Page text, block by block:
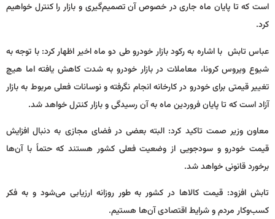
است که تا پایان ماه جارى در خصوص آن تصمیم‌گیرى و بازار را کنترل خواهیم
کرد.
عباس تابش با اشاره به رکود بازار خودرو طى دو ماه اخیر اظهار کرد: با توجه به
شیوع ویروس کرونا، معاملات در بازار خودرو به شدت کاهش یافته اما هیچ
تغییر قیمتى براى خودرو در کارخانه انجام نگرفته و نوسانات فعلى مربوط به بازار
آزاد است که تا پایان فروردین ماه به آن رسیدگى و بازار کنترل خواهد شد.
معاون وزیر صمت تاکید کرد: البته بعضی در فضاى مجازى به دنبال افزایش
قیمت خودرو و سودجویى از وضعیت فعلى کشور هستند که حتماً با آن‌ها
برخورد قانونى خواهد شد.
تابش افزود: قیمت کالا‌ها در کشور به طور روزانه ارزیابى مى‌شود و به فکر
کسب‌و‌کار مردم و شرایط اقتصادى آن‌ها هستیم.